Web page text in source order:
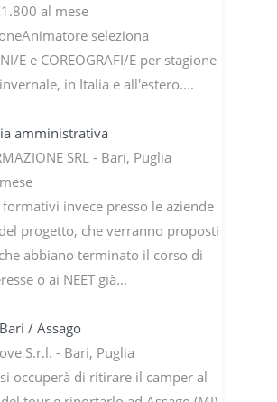
al mese
seleziona
E e COREOGRAFI/E per stagione
in Italia e all'estero....
amministrativa
SRL - Bari, Puglia
invece presso le aziende
progetto, che verranno proposti
abbiano terminato il corso di
o ai NEET già...
/ Assago
S.r.l. - Bari, Puglia
occuperà di ritirare il camper al